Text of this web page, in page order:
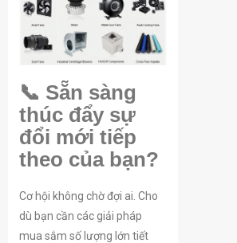
📞 Sẵn sàng
thúc đẩy sự
đổi mới tiếp
theo của bạn?
Cơ hội không chờ đợi ai. Cho
dù bạn cần các giải pháp
mua sắm số lượng lớn tiết